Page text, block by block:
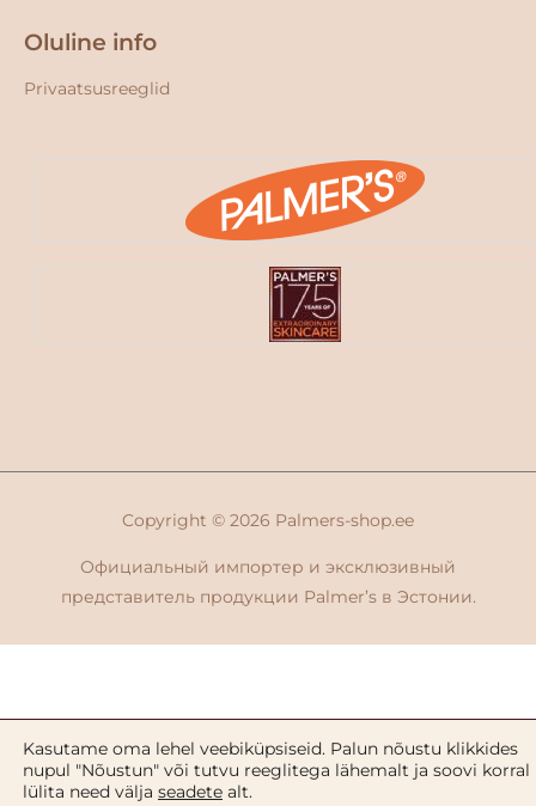
Oluline info
Privaatsusreeglid
Copyright © 2026 Palmers-shop.ee
Официальный импортер и эксклюзивный
представитель продукции Palmer’s в Эстонии.
Kasutame oma lehel veebiküpsiseid. Palun nõustu klikkides
nupul "Nõustun" või tutvu reeglitega lähemalt ja soovi korral
lülita need välja seadete alt.